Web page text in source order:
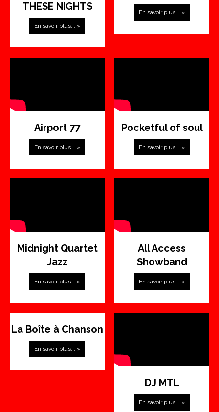
THESE NIGHTS
En savoir plus... »
En savoir plus... »
Airport 77
En savoir plus... »
Pocketful of soul
En savoir plus... »
Midnight Quartet
Jazz
En savoir plus... »
All Access
Showband
En savoir plus... »
La Boîte à Chanson
En savoir plus... »
DJ MTL
En savoir plus... »